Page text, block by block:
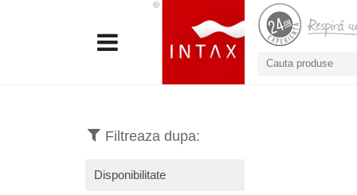
Filtreaza dupa:
Disponibilitate